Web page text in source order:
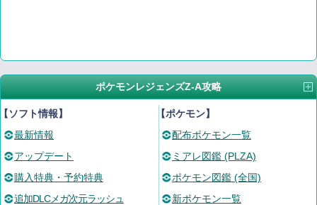
ポケモンレジェンズZ-A攻略
ソフト情報】
最新情報
アップデート
購入特典・予約特典
追加DLCメガ次元ラッシュ
【ポケモン】
配布ポケモン一覧
ミアレ図鑑 (PLZA)
ポケモン図鑑 (全国)
新ポケモン一覧